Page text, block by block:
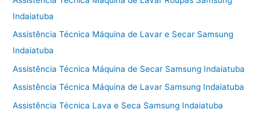
Indaiatuba
Assistência Técnica Máquina de Lavar e Secar Samsung
Indaiatuba
Assistência Técnica Máquina de Secar Samsung Indaiatuba
Assistência Técnica Máquina de Lavar Samsung Indaiatuba
Assistência Técnica Lava e Seca Samsung Indaiatuba